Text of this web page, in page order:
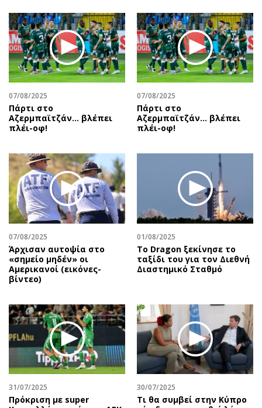
07/08/2025
Πάρτι στο
Αζερμπαϊτζάν… βλέπει
πλέι-οφ!
07/08/2025
Πάρτι στο
Αζερμπαϊτζάν… βλέπει
πλέι-οφ!
07/08/2025
Άρχισαν αυτοψία στο
«σημείο μηδέν» οι
Αμερικανοί (εικόνες-
βίντεο)
01/08/2025
Το Dragon ξεκίνησε το
ταξίδι του για τον Διεθνή
Διαστημικό Σταθμό
31/07/2025
Πρόκριση με super
30/07/2025
Τι θα συμβεί στην Κύπρο